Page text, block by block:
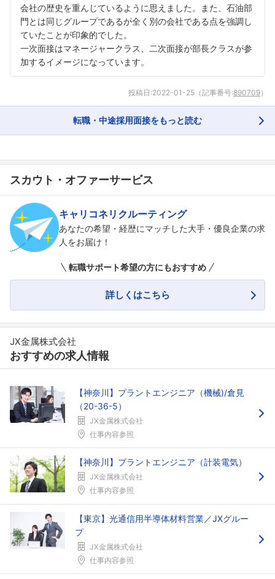
会社の歴史を重んじているように思えました。また、石油部
門とは同じグループであるが全く別の会社である点を強調し
ていたことが印象的でした。
一次面接はマネージャークラス、二次面接が部長クラスが参
加するイメージになっています。
投稿日:2022-01-25 （記事番号:890709）
転職・中途採用面接をもっと読む
スカウト・オファーサービス
キャリコネリクルーティング
あなたの希望・経歴にマッチした大手・優良企業の求
人をお届け！
転職サポート希望の方にもおすすめ
詳しくはこちら
JX金属株式会社
おすすめの求人情報
【神奈川】プラントエンジニア（機械)/倉見
（20-36-5）
JX金属株式会社
仕事内容参照
【神奈川】プラントエンジニア（計装電気）
JX金属株式会社
仕事内容参照
【東京】光通信用半導体材料営業／JXグルー
プ
JX金属株式会社
仕事内容参照